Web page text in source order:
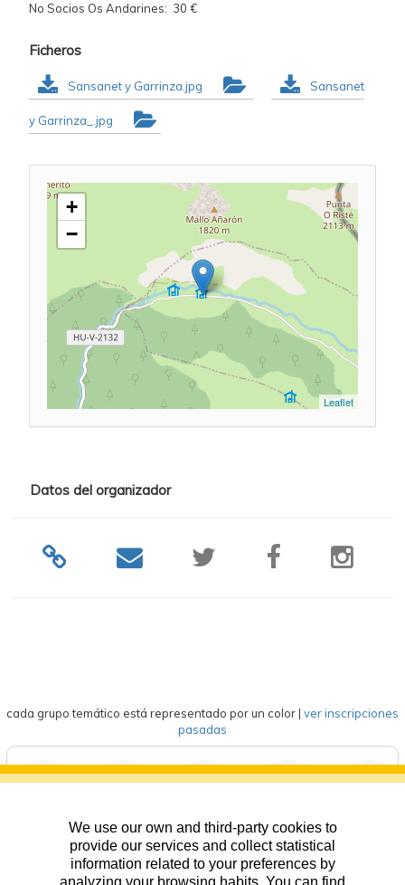
No Socios Os Andarines: 30 €
Ficheros
Sansanet y Garrinza.jpg Sansanet
y Garrinza_.jpg
+
−
Leaflet
Datos del organizador
cada grupo temático está representado por un color| ver inscripciones
pasadas
eventos competición formación
We use our own and third-party cookies to
provide our services and collect statistical
information related to your preferences by
analyzing your browsing habits. You can find